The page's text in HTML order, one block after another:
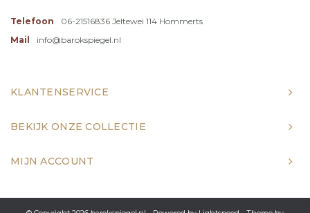
Telefoon
06-21516836 Jeltewei 114 Hommerts
Mail
info@barokspiegel.nl
KLANTENSERVICE
BEKIJK ONZE COLLECTIE
MIJN ACCOUNT